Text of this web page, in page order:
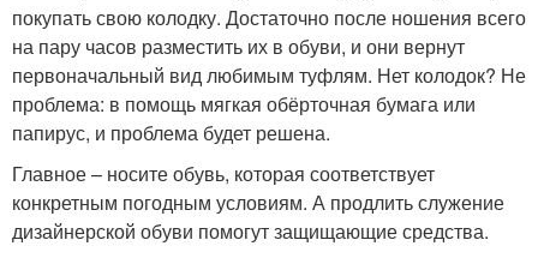
покупать свою колодку. Достаточно после ношения всего
на пару часов разместить их в обуви, и они вернут
первоначальный вид любимым туфлям. Нет колодок? Не
проблема: в помощь мягкая обёрточная бумага или
папирус, и проблема будет решена.
Главное – носите обувь, которая соответствует
конкретным погодным условиям. А продлить служение
дизайнерской обуви помогут защищающие средства.